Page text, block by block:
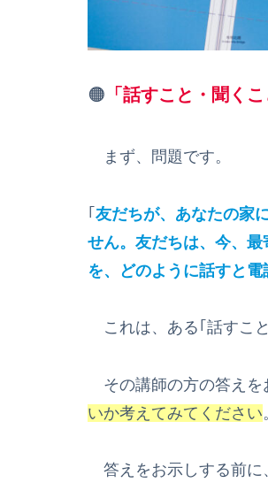
🟠 「話すこと・聞く
まず、問題です。
｢ 友だちが、あなたの家
せん。友だちは、今、
を、どのように話すと電
これは、ある｢話すこ
その講師の方の答えを
いか考えてみてください
答えをお示しする前に